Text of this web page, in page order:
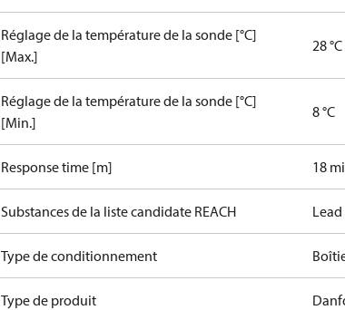
Réglage de la température de la sonde [°C]
[Max.]
28 °C
Réglage de la température de la sonde [°C]
[Min.]
8 °C
Response time [m] 18
Substances de la liste candidate REACH Lead
Type de conditionnement
Type de produit